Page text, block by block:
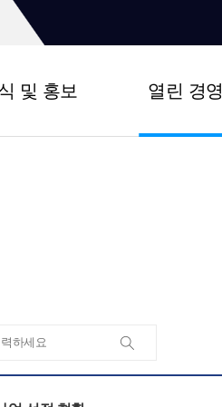
및 홍보 열린 경영